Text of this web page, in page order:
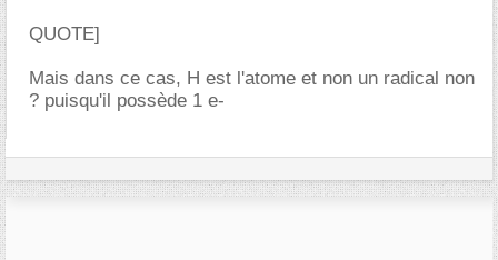
QUOTE]
Mais dans ce cas, H est l'atome et non un radical non
? puisqu'il possède 1 e-